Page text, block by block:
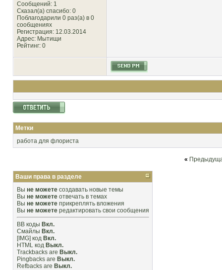
Сообщений: 1
Сказал(а) спасибо: 0
Поблагодарили 0 раз(а) в 0
сообщениях
Регистрация: 12.03.2014
Адрес: Мытищи
Рейтинг: 0
Метки
работа для флориста
«
Ваши права в разделе
Вы не можете создавать новые темы
Вы не можете отвечать в темах
Вы не можете прикреплять вложения
Вы не можете редактировать свои сообщения
BB коды Вкл.
Смайлы Вкл.
[IMG] код Вкл.
HTML код Выкл.
Trackbacks are Выкл.
Pingbacks are Выкл.
Refbacks are Выкл.